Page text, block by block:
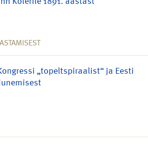
„topeltspiraalist“ ja Eesti